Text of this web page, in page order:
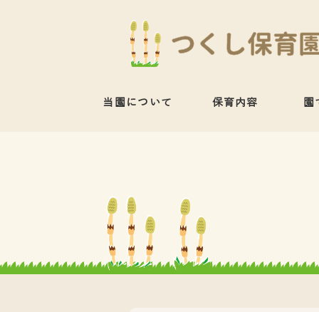
当園について 保育内容 園